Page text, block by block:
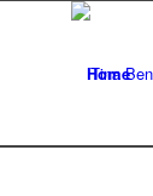
Home